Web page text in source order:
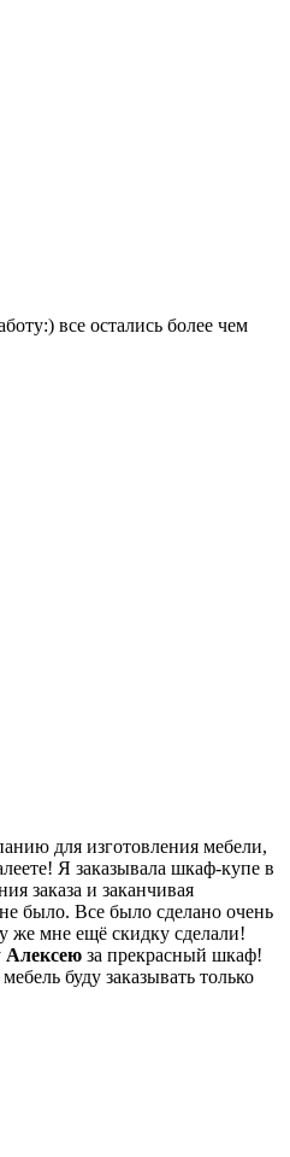
все остались более чем
для изготовления мебели,
Я заказывала шкаф-купе в
заказа и заканчивая
было. Все было сделано очень
же мне ещё скидку сделали!
Алексею за прекрасный шкаф!
буду заказывать только